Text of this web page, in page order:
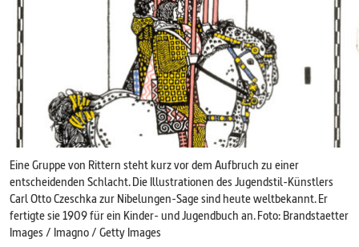
Eine Gruppe von Rittern steht kurz vor dem Aufbruch zu einer
entscheidenden Schlacht. Die Illustrationen des Jugendstil-­Künstlers
Carl Otto Czeschka zur Nibelungen-Sage sind heute weltbekannt. Er
fertigte sie 1909 für ein Kinder- und Jugendbuch an. Foto: Brandstaetter
Images / Imagno / Getty Images